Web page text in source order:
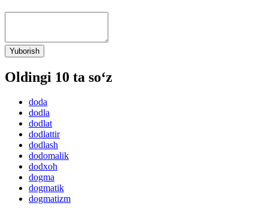
Yuborish
Oldingi 10 ta so‘z
doda
dodla
dodlat
dodlattir
dodlash
dodomalik
dodxoh
dogma
dogmatik
dogmatizm